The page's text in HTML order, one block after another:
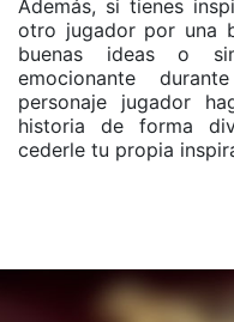
Además, si tienes
otro jugador por una
buenas ideas o
emocionante
personaje jugador
historia de forma
cederle tu propia